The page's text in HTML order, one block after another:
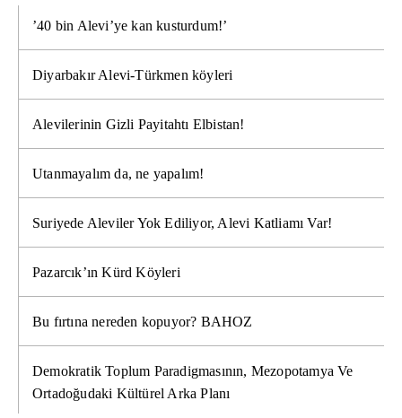
’40 bin Alevi’ye kan kusturdum!’
Diyarbakır Alevi-Türkmen köyleri
Alevilerinin Gizli Payitahtı Elbistan!
Utanmayalım da, ne yapalım!
Suriyede Aleviler Yok Ediliyor, Alevi Katliamı Var!
Pazarcık’ın Kürd Köyleri
Bu fırtına nereden kopuyor? BAHOZ
Demokratik Toplum Paradigmasının, Mezopotamya Ve
Ortadoğudaki Kültürel Arka Planı